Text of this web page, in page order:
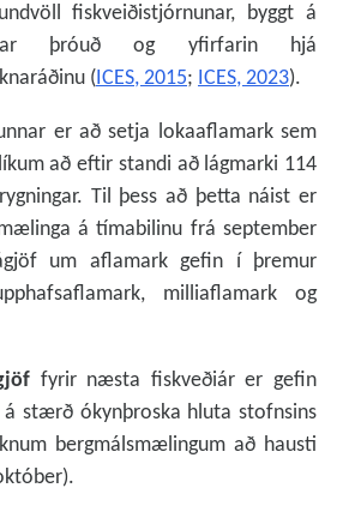
fiskveiðistjórnunar, byggt á
þróuð og yfirfarin hjá
( ICES, 2015; ICES, 2023).
er að setja lokaaflamark sem
að eftir standi að lágmarki 114
Til þess að þetta náist er
á tímabilinu frá september
um aflamark gefin í þremur
milliaflamark og
fyrir næsta fiskveðiár er gefin
á stærð ókynþroska hluta stofnsins
bergmálsmælingum að hausti